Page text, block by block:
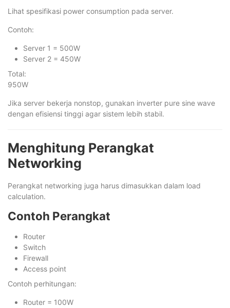
Lihat spesifikasi power consumption pada server.
Contoh:
Server 1 = 500W
Server 2 = 450W
Total:
950W
Jika server bekerja nonstop, gunakan inverter pure sine wave
dengan efisiensi tinggi agar sistem lebih stabil.
Menghitung Perangkat
Networking
Perangkat networking juga harus dimasukkan dalam load
calculation.
Contoh Perangkat
Router
Switch
Firewall
Access point
Contoh perhitungan:
Router = 100W